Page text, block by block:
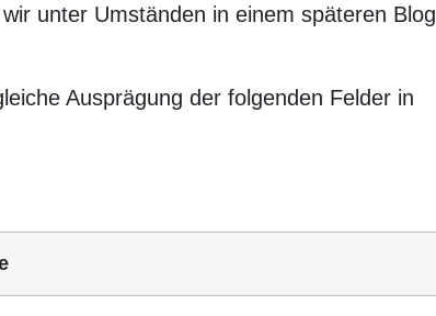
unter Umständen in einem späteren Blog
Ausprägung der folgenden Felder in